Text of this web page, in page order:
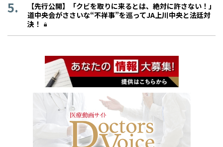
【先行公開】「クビを取りに来るとは、絶対に許さない！」
道中央会がささいな“不祥事”を巡ってJA上川中央と法廷対
決！